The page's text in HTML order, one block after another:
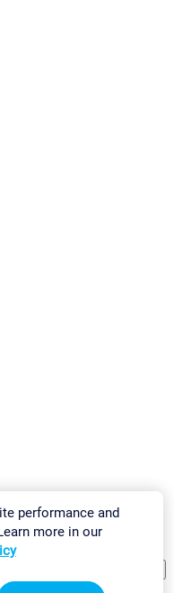
Sitemap
performance and
more in our